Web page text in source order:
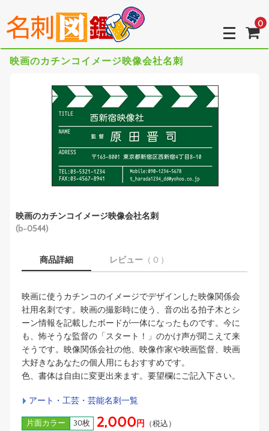
0
映画のカチンコイメージ映像会社名刺
映画のカチンコイメージ映像会社名刺
(b-0544)
商品詳細 レビュー （ 0 ）
映画に使うカチンコのイメージでデザインした映像関係会
社用名刺です。映画の撮影時に使う、音の出る拍子木とシ
ーン情報を記載したボードが一体になったものです。今に
も、怖そうな監督の「スタート！」のかけ声が聞こえて来
そうです。映像関係会社の他、映像作家や映画監督、映画
大好きなあなたの個人用にもおすすめです。
色、書体は自由に変更出来ます。要望欄にご記入下さい。
アート・工芸・芸能名刺一覧
片面カラー 30枚 2,000円 （税込）